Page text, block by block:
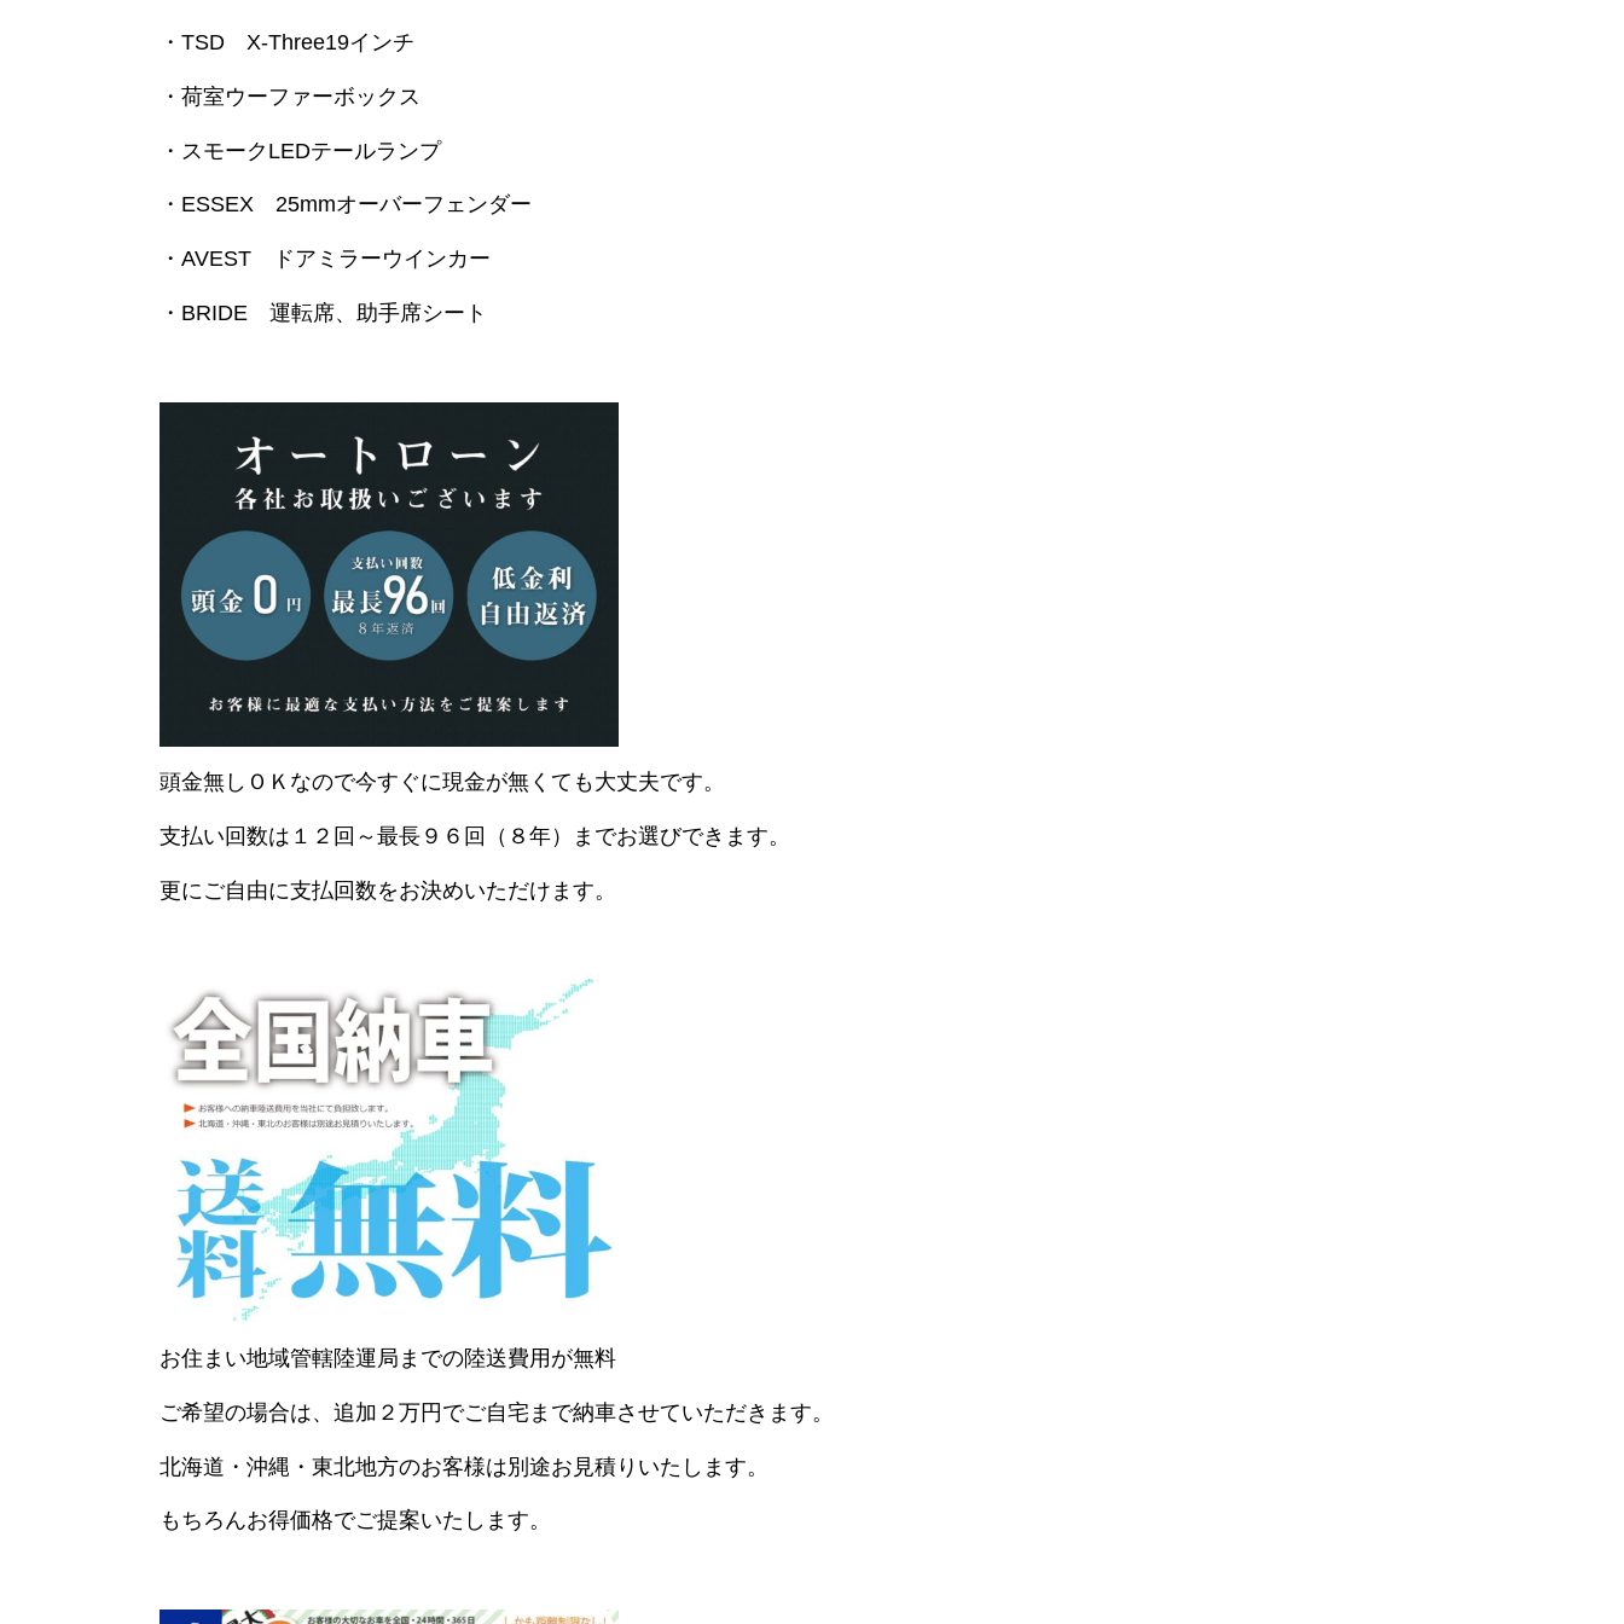
・TSD X-Three19インチ
・荷室ウーファーボックス
・スモークLEDテールランプ
・ESSEX 25mmオーバーフェンダー
・AVEST ドアミラーウインカー
・BRIDE 運転席、助手席シート
頭金無しＯＫなので今すぐに現金が無くても大丈夫です。
支払い回数は１２回～最長９６回（８年）までお選びできます。
更にご自由に支払回数をお決めいただけます。
お住まい地域管轄陸運局までの陸送費用が無料
ご希望の場合は、追加２万円でご自宅まで納車させていただきます。
北海道・沖縄・東北地方のお客様は別途お見積りいたします。
もちろんお得価格でご提案いたします。